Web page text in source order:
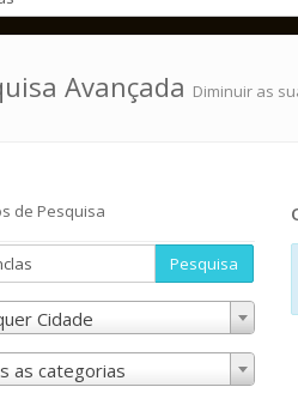
Avançada Diminuir as
de Pesquisa
Pesquisa
Cidade
as categorias